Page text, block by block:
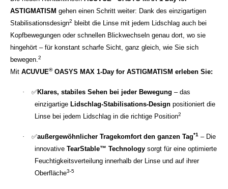
ASTIGMATISM gehen einen Schritt weiter: Dank des einzigartigen
Stabilisationsdesign2 bleibt die Linse mit jedem Lidschlag auch bei
Kopfbewegungen oder schnellen Blickwechseln genau dort, wo sie
hingehört – für konstant scharfe Sicht, ganz gleich, wie Sie sich
bewegen. 2
Mit ACUVUE®OASYS MAX 1-Day for ASTIGMATISM erleben Sie:
· ✅Klares, stabiles Sehen bei jeder Bewegung – das
einzigartige Lidschlag-Stabilisations-Design positioniert die
Linse bei jedem Lidschlag in die richtige Position2
· ✅außergewöhnlicher Tragekomfort den ganzen Tag*1 – Die
innovative TearStable™ Technology sorgt für eine optimierte
Feuchtigkeitsverteilung innerhalb der Linse und auf ihrer
Oberfläche3-5